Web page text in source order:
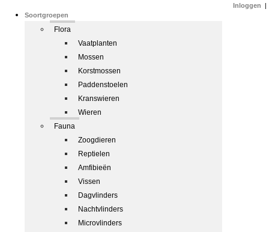
Soortgroepen
Flora
Vaatplanten
Mossen
Korstmossen
Paddenstoelen
Kranswieren
Wieren
Fauna
Zoogdieren
Reptielen
Amfibieën
Vissen
Dagvlinders
Nachtvlinders
Microvlinders
Inloggen |